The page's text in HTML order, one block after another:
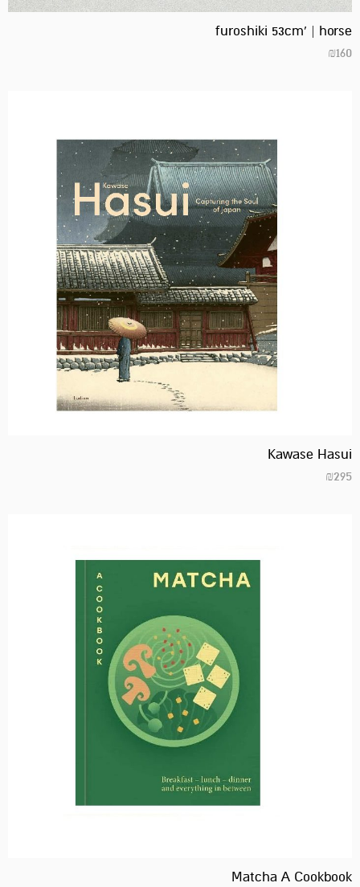
furoshiki 53cm' | horse
₪160
Kawase Hasui
₪295
Matcha A Cookbook